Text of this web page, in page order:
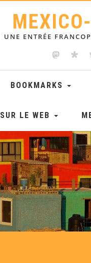
UNE ENTRÉE
BOOKMARKS
SUR LE WEB